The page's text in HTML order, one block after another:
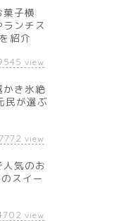
子横
ンチス
紹介
view
かき氷絶
民が選ぶ
view
人気のお
スイー
view